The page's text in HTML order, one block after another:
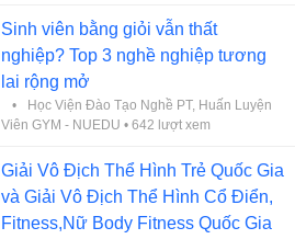
Sinh viên bằng giỏi vẫn thất
nghiệp? Top 3 nghề nghiệp tương
lai rộng mở
Học Viện Đào Tạo Nghề PT, Huấn Luyện
Viên GYM - NUEDU • 642 lượt xem
Giải Vô Địch Thể Hình Trẻ Quốc Gia
và Giải Vô Địch Thể Hình Cổ Điển,
Fitness,Nữ Body Fitness Quốc Gia